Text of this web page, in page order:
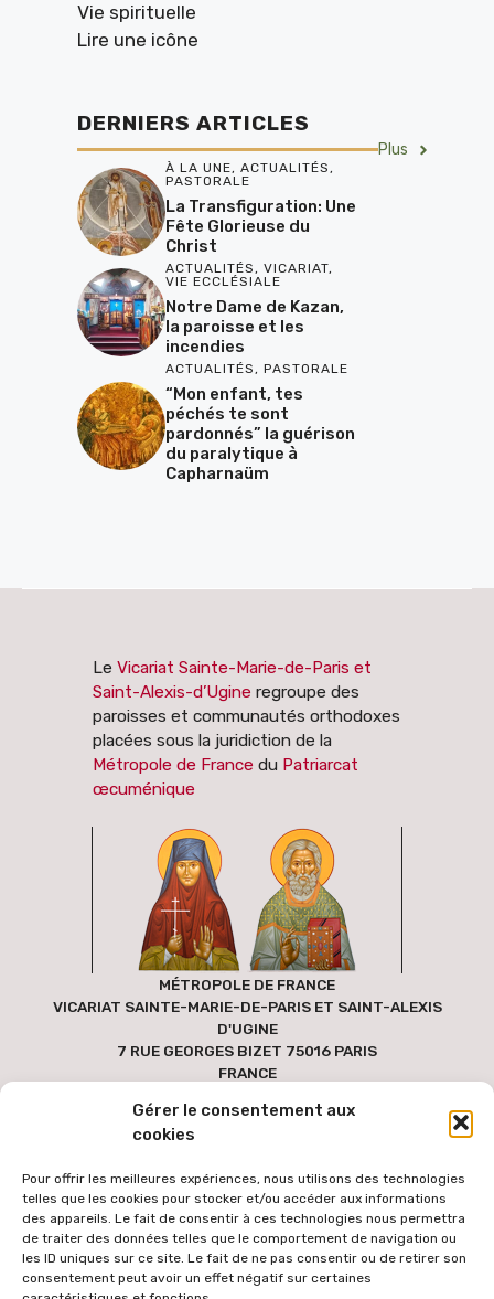
Gérer le consentement aux
cookies
Pour offrir les meilleures expériences, nous utilisons des technologies
telles que les cookies pour stocker et/ou accéder aux informations
des appareils. Le fait de consentir à ces technologies nous permettra
de traiter des données telles que le comportement de navigation ou
les ID uniques sur ce site. Le fait de ne pas consentir ou de retirer son
consentement peut avoir un effet négatif sur certaines
Vie spirituelle
Lire une icône
DERNIERS ARTICLES
Plus
À LA UNE, ACTUALITÉS,
PASTORALE
La Transfiguration: Une
Fête Glorieuse du
Christ
ACTUALITÉS, VICARIAT,
VIE ECCLÉSIALE
Notre Dame de Kazan,
la paroisse et les
incendies
ACTUALITÉS, PASTORALE
“Mon enfant, tes
péchés te sont
pardonnés” la guérison
du paralytique à
Capharnaüm
Le Vicariat Sainte-Marie-de-Paris et
Saint-Alexis-d’Ugine regroupe des
paroisses et communautés orthodoxes
placées sous la juridiction de la
Métropole de France du Patriarcat
œcuménique
MÉTROPOLE DE FRANCE
VICARIAT SAINTE-MARIE-DE-PARIS ET SAINT-ALEXIS
D'UGINE
7 RUE GEORGES BIZET 75016 PARIS
FRANCE